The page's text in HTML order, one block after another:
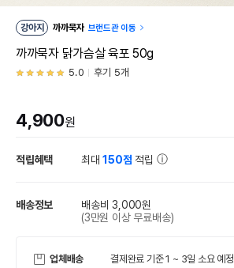
강아지 까까묵자 브랜드관 이동
까까묵자 닭가슴살 육포 50g
5.0 후기 5개
4,900원
적립혜택 최대150점 적립
배송정보
배송비 3,000원
(3만원 이상 무료배송)
업체배송 결제완료 기준 1 ~ 3일 소요 예정